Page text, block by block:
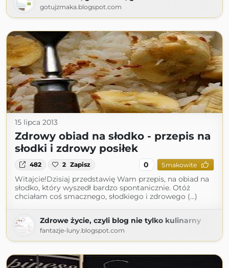
gotujzmaka.blogspot.com
15 lipca 2013
Zdrowy obiad na słodko - przepis na
słodki i zdrowy posiłek
482 2 Zapisz 0 Smakowite
Witajcie!Dzisiaj przedstawię Wam przepis, na obiad na
słodko, który wyszedł bardzo spontanicznie. Otóż
chciałam coś smacznego, słodkiego i zdrowego (...)
Zdrowe życie, czyli blog nie tylko kulinarny
fantazje-luny.blogspot.com